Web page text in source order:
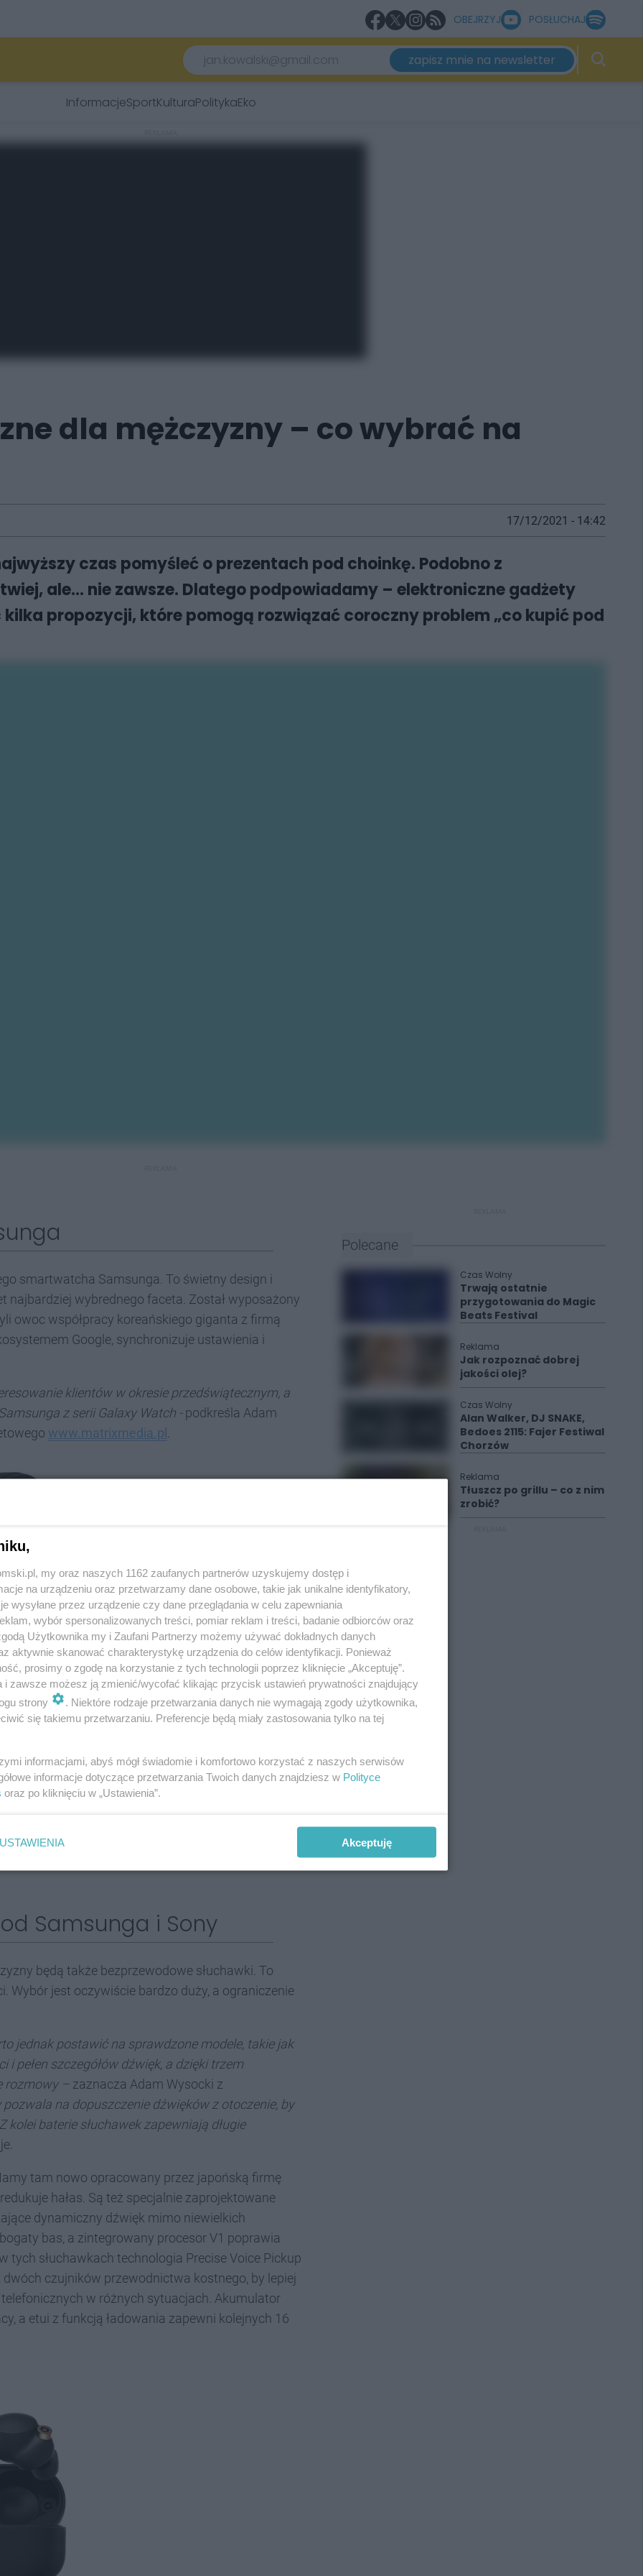
OBEJRZYJ POSŁUCHAJ
zapisz mnie na newsletter
InformacjeSportKulturaPolitykaEko
dla mężczyzny – co wybrać na
17/12/2021 - 14:42
czas pomyśleć o prezentach pod choinkę. Podobno z
ale… nie zawsze. Dlatego podpowiadamy – elektroniczne gadżety
propozycji, które pomogą rozwiązać coroczny problem „co kupić pod
smartwatcha Samsunga. To świetny design i
wybrednego faceta. Został wyposażony
owoc współpracy koreańskiego giganta z firmą
Google, synchronizuje ustawienia i
klientów w okresie przedświątecznym, a
z serii Galaxy Watch -podkreśla Adam
www.matrixmedia.pl
płatności zbliżeniowe dzięki Google Pay. Na
zmierzy ciśnie i wykona badanie EKG, tak jak w
składu ciała – na zegarku można sprawdzić
oraz współczynnik BMI. Nowy smartwatch
i tworzyć wyzwania grupowe.
i nasłuchuje chrapania, dzięki czemu tworzy
Samsunga i Sony
będą także bezprzewodowe słuchawki. To
Wybór jest oczywiście bardzo duży, a ograniczenie
jednak postawić na sprawdzone modele, takie jak
i pełen szczegółów dźwięk, a dzięki trzem
rozmowy – zaznacza Adam Wysocki z
na dopuszczenie dźwięków z otoczenie, by
kolei baterie słuchawek zapewniają długie
tam nowo opracowany przez japońską firmę
hałas. Są też specjalnie zaprojektowane
dynamiczny dźwięk mimo niewielkich
bas, a zintegrowany procesor V1 poprawia
tych słuchawkach technologia Precise Voice Pickup
czujników przewodnictwa kostnego, by lepiej
w różnych sytuacjach. Akumulator
a etui z funkcją ładowania zapewni kolejnych 16
Polecane
Czas Wolny
Trwają ostatnie
przygotowania do Magic
Beats Festival
Reklama
Jak rozpoznać dobrej
jakości olej?
Czas Wolny
Alan Walker, DJ SNAKE,
Bedoes 2115: Fajer Festiwal
Chorzów
Reklama
Tłuszcz po grillu – co z nim
zrobić?
my oraz naszych 1162 zaufanych partnerów uzyskujemy dostęp i
na urządzeniu oraz przetwarzamy dane osobowe, takie jak unikalne identyfikatory,
wysyłane przez urządzenie czy dane przeglądania w celu zapewniania
wybór spersonalizowanych treści, pomiar reklam i treści, badanie odbiorców oraz
Użytkownika my i Zaufani Partnerzy możemy używać dokładnych danych
aktywnie skanować charakterystykę urządzenia do celów identyfikacji. Ponieważ
prosimy o zgodę na korzystanie z tych technologii poprzez kliknięcie „Akceptuję”.
i zawsze możesz ją zmienić/wycofać klikając przycisk ustawień prywatności znajdujący
strony
. Niektóre rodzaje przetwarzania danych nie wymagają zgody użytkownika,
się takiemu przetwarzaniu. Preferencje będą miały zastosowania tylko na tej
informacjami, abyś mógł świadomie i komfortowo korzystać z naszych serwisów
informacje dotyczące przetwarzania Twoich danych znajdziesz w Polityce
oraz po kliknięciu w „Ustawienia”.
USTAWIENIA Akceptuję